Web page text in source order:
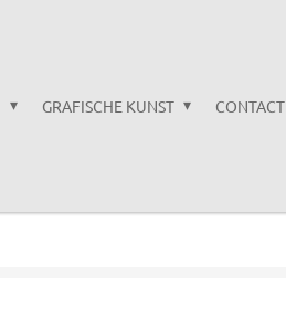
GRAFISCHE KUNST CONTACT